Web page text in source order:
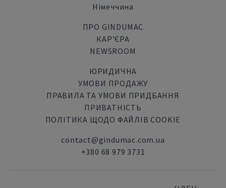
Німеччина
ПРО GINDUMAC
КАР'ЄРА
NEWSROOM
ЮРИДИЧНА
УМОВИ ПРОДАЖУ
ПРАВИЛА ТА УМОВИ ПРИДБАННЯ
ПРИВАТНІСТЬ
ПОЛІТИКА ЩОДО ФАЙЛІВ COOKIE
contact@gindumac.com.ua
+380 68 979 3731